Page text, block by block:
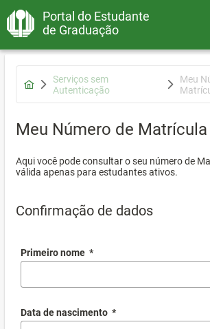
Portal do Estudante
de Graduação
Serviços sem
Autenticação
Meu
Meu Número de Matrícula
Aqui você pode consultar o seu número de
válida apenas para estudantes ativos.
Confirmação de dados
Primeiro nome *
Data de nascimento *